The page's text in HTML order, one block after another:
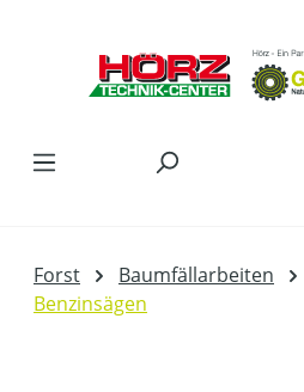
Forst Baumfällarbeiten
Benzinsägen